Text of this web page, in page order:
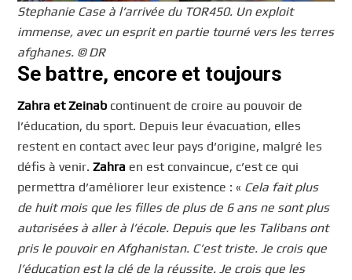
Stephanie Case à l’arrivée du TOR450. Un exploit
immense, avec un esprit en partie tourné vers les terres
afghanes. © DR
Se battre, encore et toujours
Zahra et Zeinab continuent de croire au pouvoir de
l’éducation, du sport. Depuis leur évacuation, elles
restent en contact avec leur pays d’origine, malgré les
défis à venir.Zahra en est convaincue, c’est ce qui
permettra d’améliorer leur existence : « Cela fait plus
de huit mois que les filles de plus de 6 ans ne sont plus
autorisées à aller à l’école. Depuis que les Talibans ont
pris le pouvoir en Afghanistan. C’est triste. Je crois que
l’éducation est la clé de la réussite. Je crois que les